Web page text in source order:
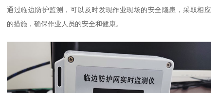
通过临边防护监测，可以及时发现作业现场的安全隐患，采取相应
的措施，确保作业人员的安全和健康。